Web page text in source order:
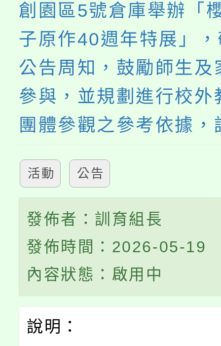
創園區5號倉庫舉辦「
子原作40週年特展」
公告周知，鼓勵師生及
參與，並規劃進行校外
團體參觀之參考依據，
活動 公告
發佈者：訓育組長
發佈時間：2026-05-19
內容狀態：啟用中
說明：